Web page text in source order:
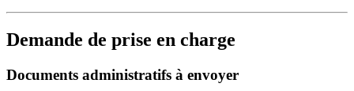
Demande de prise en charge
Documents administratifs à envoyer